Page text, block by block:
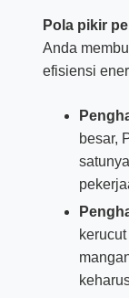
Pola pikir
Anda
efisiensi
besar,